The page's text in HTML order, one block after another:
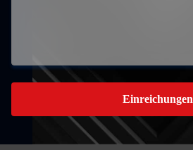
Einreichungen